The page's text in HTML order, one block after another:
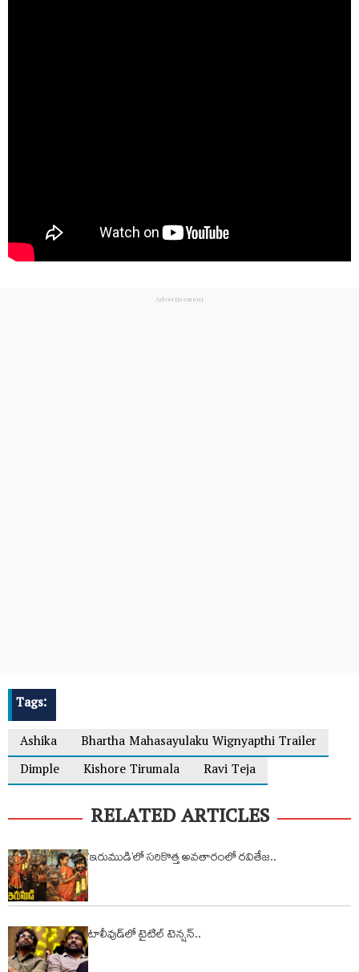
Tags:
Ashika
Bhartha Mahasayulaku Wignyapthi Trailer
Dimple
Kishore Tirumala Ravi Teja
RELATED ARTICLES
‘ఇరుముడి’లో సరికొత్త అవతారంలో రవితేజ..
టాలీవుడ్‌లో టైటిల్ టెన్షన్..